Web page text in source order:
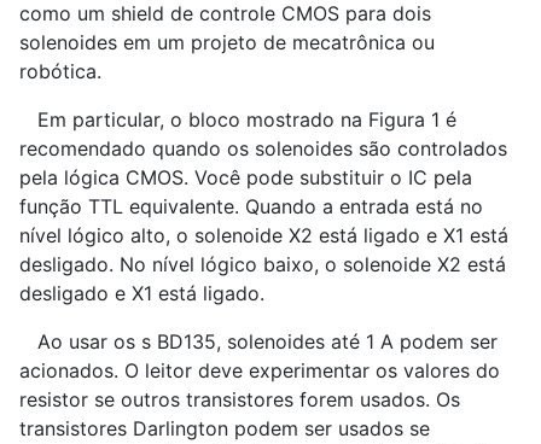
como um shield de controle CMOS para dois
solenoides em um projeto de mecatrônica ou
robótica.
Em particular, o bloco mostrado na Figura 1 é
recomendado quando os solenoides são controlados
pela lógica CMOS. Você pode substituir o IC pela
função TTL equivalente. Quando a entrada está no
nível lógico alto, o solenoide X2 está ligado e X1 está
desligado. No nível lógico baixo, o solenoide X2 está
desligado e X1 está ligado.
Ao usar os s BD135, solenoides até 1 A podem ser
acionados. O leitor deve experimentar os valores do
resistor se outros transistores forem usados. Os
transistores Darlington podem ser usados se